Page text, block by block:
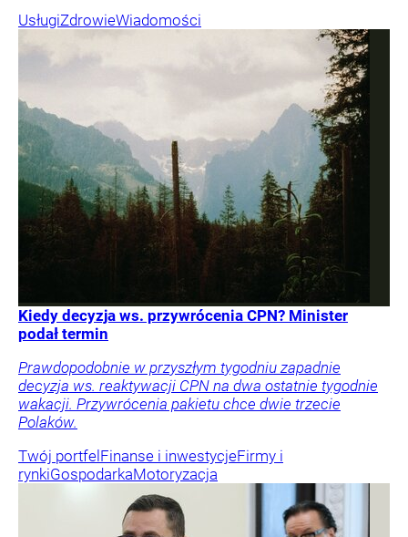
UsługiZdrowieWiadomości
Kiedy decyzja ws. przywrócenia CPN? Minister
podał termin
Prawdopodobnie w przyszłym tygodniu zapadnie
decyzja ws. reaktywacji CPN na dwa ostatnie tygodnie
wakacji. Przywrócenia pakietu chce dwie trzecie
Polaków.
Twój portfel Finanse i inwestycjeFirmy i
rynkiGospodarkaMotoryzacja